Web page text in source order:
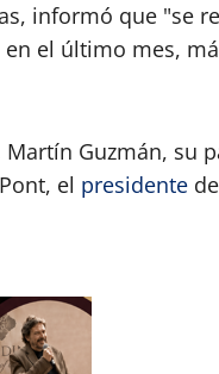
informó que "se
el último mes,
Guzmán, su
el presidente